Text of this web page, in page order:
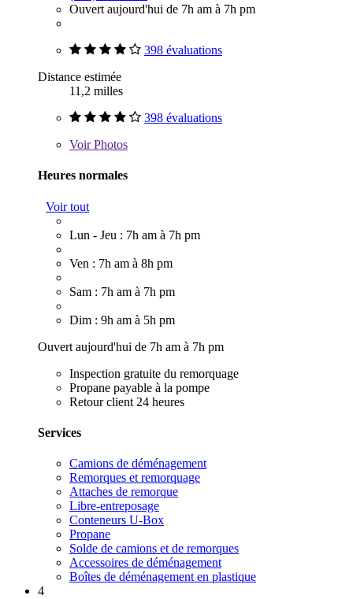
Ouvert aujourd'hui de 7h am à 7h pm
398 évaluations
Distance estimée
11,2 milles
398 évaluations
VoirPhotos
Heures normales
Voir tout
Lun - Jeu : 7h am à 7h pm
Ven : 7h am à 8h pm
Sam : 7h am à 7h pm
Dim : 9h am à 5h pm
Ouvert aujourd'hui de 7h am à 7h pm
Inspection gratuite du remorquage
Propane payable à la pompe
Retour client 24 heures
Services
Camions de déménagement
Remorques et remorquage
Attaches de remorque
Libre-entreposage
Conteneurs U-Box
Propane
Solde de camions et de remorques
Accessoires de déménagement
Boîtes de déménagement en plastique
4